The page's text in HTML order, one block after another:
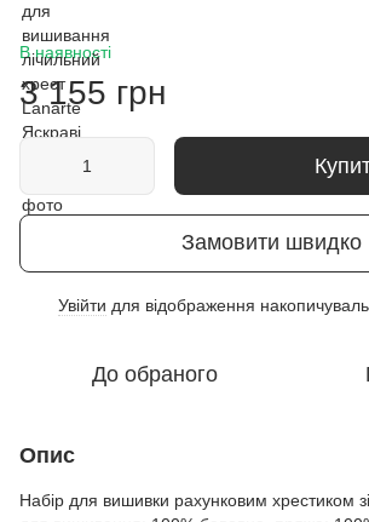
В наявності
3 155 грн
Замовити швидко
Увійти для відображення
До обраного
Опис
Набір для вишивки рахунковим хрестиком